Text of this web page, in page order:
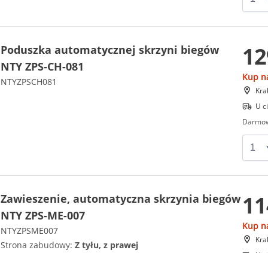
Poduszka automatycznej skrzyni biegów
NTY ZPS-CH-081
NTYZPSCH081 Kup
U
Zawieszenie, automatyczna skrzynia biegów
NTY ZPS-ME-007
NTYZPSME007
Strona zabudowy: Z tyłu, z prawej
Kup